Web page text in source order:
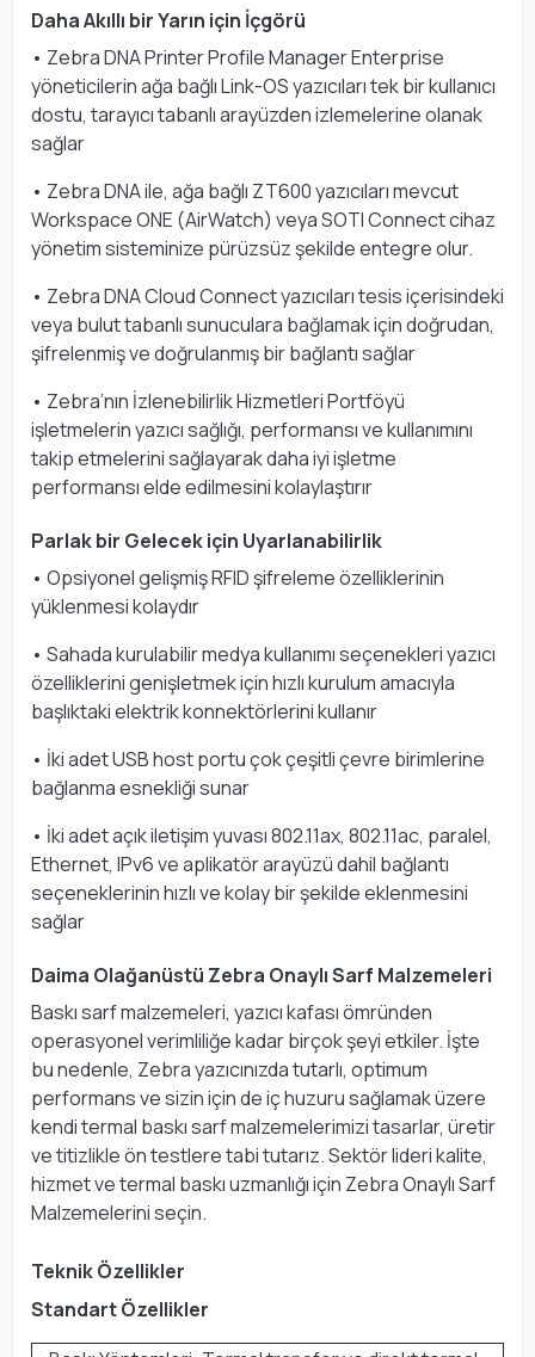
Daha Akıllı bir Yarın için İçgörü
• Zebra DNA Printer Profile Manager Enterprise
yöneticilerin ağa bağlı Link-OS yazıcıları tek bir kullanıcı
dostu, tarayıcı tabanlı arayüzden izlemelerine olanak
sağlar
• Zebra DNA ile, ağa bağlı ZT600 yazıcıları mevcut
Workspace ONE (AirWatch) veya SOTI Connect cihaz
yönetim sisteminize pürüzsüz şekilde entegre olur.
• Zebra DNA Cloud Connect yazıcıları tesis içerisindeki
veya bulut tabanlı sunuculara bağlamak için doğrudan,
şifrelenmiş ve doğrulanmış bir bağlantı sağlar
• Zebra’nın İzlenebilirlik Hizmetleri Portföyü
işletmelerin yazıcı sağlığı, performansı ve kullanımını
takip etmelerini sağlayarak daha iyi işletme
performansı elde edilmesini kolaylaştırır
Parlak bir Gelecek için Uyarlanabilirlik
• Opsiyonel gelişmiş RFID şifreleme özelliklerinin
yüklenmesi kolaydır
• Sahada kurulabilir medya kullanımı seçenekleri yazıcı
özelliklerini genişletmek için hızlı kurulum amacıyla
başlıktaki elektrik konnektörlerini kullanır
• İki adet USB host portu çok çeşitli çevre birimlerine
bağlanma esnekliği sunar
• İki adet açık iletişim yuvası 802.11ax, 802.11ac, paralel,
Ethernet, IPv6 ve aplikatör arayüzü dahil bağlantı
seçeneklerinin hızlı ve kolay bir şekilde eklenmesini
sağlar
Daima Olağanüstü Zebra Onaylı Sarf Malzemeleri
Baskı sarf malzemeleri, yazıcı kafası ömründen
operasyonel verimliliğe kadar birçok şeyi etkiler. İşte
bu nedenle, Zebra yazıcınızda tutarlı, optimum
performans ve sizin için de iç huzuru sağlamak üzere
kendi termal baskı sarf malzemelerimizi tasarlar, üretir
ve titizlikle ön testlere tabi tutarız. Sektör lideri kalite,
hizmet ve termal baskı uzmanlığı için Zebra Onaylı Sarf
Malzemelerini seçin.
Teknik Özellikler
Standart Özellikler